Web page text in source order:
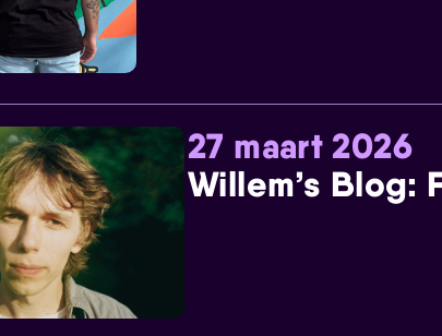
27 maart 2026
Willem’s Blog: